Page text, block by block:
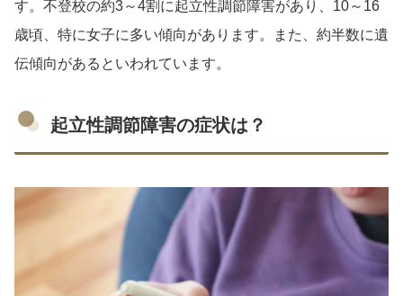
す。不登校の約3～4割に起立性調節障害があり、10～16
歳頃、特に女子に多い傾向があります。また、約半数に遺
伝傾向があるといわれています。
起立性調節障害の症状は？